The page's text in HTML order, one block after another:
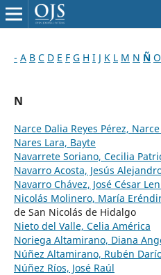
- A B C D E F G H I J K L M N Ñ O
N
Narce Dalia Reyes Pérez,
Nares Lara, Bayte
Navarrete Soriano, Cecilia
Navarro Acosta, Jesús
Navarro Chávez, José César
Nicolás Molinero, María
de San Nicolás de Hidalgo
Nieto del Valle, Celia América
Noriega Altamirano, Diana
Núñez Altamirano, Rubén
Núñez Ríos, José Raúl